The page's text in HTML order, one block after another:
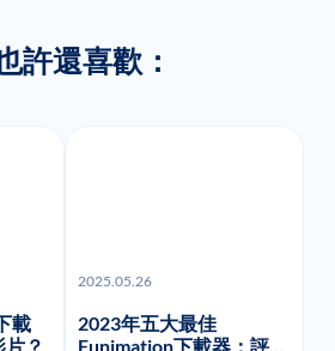
許還喜歡：
載
？
2025.05.26
2023年五大最佳
Funimation下載器：評測